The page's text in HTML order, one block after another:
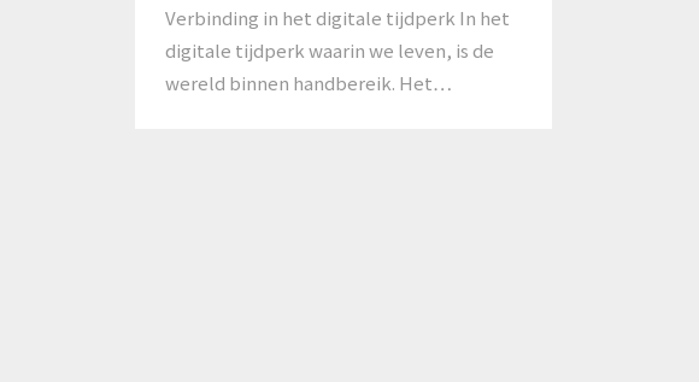
Verbinding in het digitale tijdperk In het
digitale tijdperk waarin we leven, is de
wereld binnen handbereik. Het…